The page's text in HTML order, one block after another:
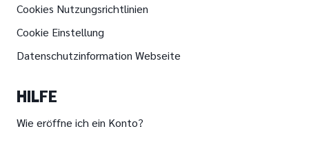
Cookies Nutzungsrichtlinien
Cookie Einstellung
Datenschutzinformation Webseite
HILFE
Wie eröffne ich ein Konto?